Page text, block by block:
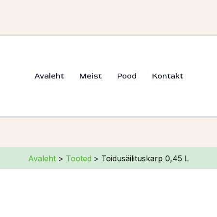
Avaleht Meist Pood Kontakt
Avaleht Tooted Toidusäilituskarp 0,45 L